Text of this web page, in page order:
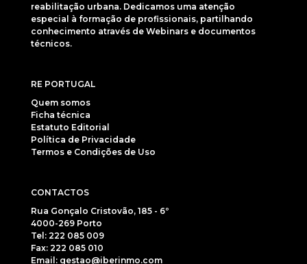
reabilitação urbana. Dedicamos uma atenção
especial à formação de profissionais, partilhando
conhecimento através de Webinars e documentos
técnicos.
RE PORTUGAL
Quem somos
Ficha técnica
Estatuto Editorial
Política de Privacidade
Termos e Condições de Uso
CONTACTOS
Rua Gonçalo Cristovão, 185 - 6º
4000-269 Porto
Tel: 222 085 009
Fax: 222 085 010
Email: gestao@iberinmo.com